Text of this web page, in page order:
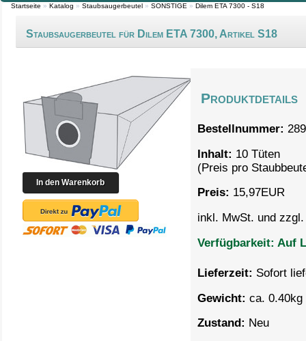
Startseite » Katalog » Staubsaugerbeutel » SONSTIGE » Dilem ETA 7300 - S18
Staubsaugerbeutel für Dilem ETA 7300, Artikel S18
Produktdetails
Bestellnummer:
Inhalt: 10 Tüten
(Preis pro
Preis: 15,97EUR
inkl. MwSt. und
Verfügbarkeit: Auf
Lieferzeit: Sofort
Gewicht: ca. 0.40kg
Zustand: Neu